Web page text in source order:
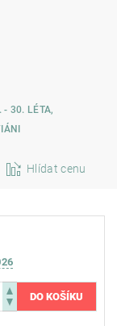
- 30. LÉTA,
Hlídat cenu